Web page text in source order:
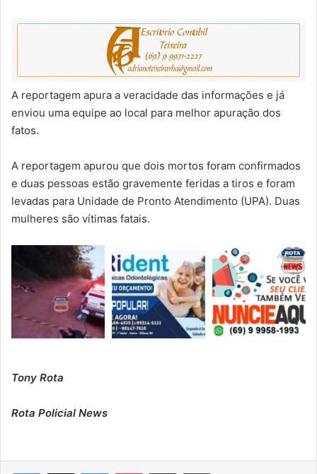
A reportagem apura a veracidade das informações e já
enviou uma equipe ao local para melhor apuração dos
fatos.
A reportagem apurou que dois mortos foram confirmados
e duas pessoas estão gravemente feridas a tiros e foram
levadas para Unidade de Pronto Atendimento (UPA). Duas
mulheres são vítimas fatais.
Tony Rota
Rota Policial News